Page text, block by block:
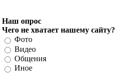
Наш опрос
Чего не хватает нашему сайту?
Фото
Видео
Общения
Иное